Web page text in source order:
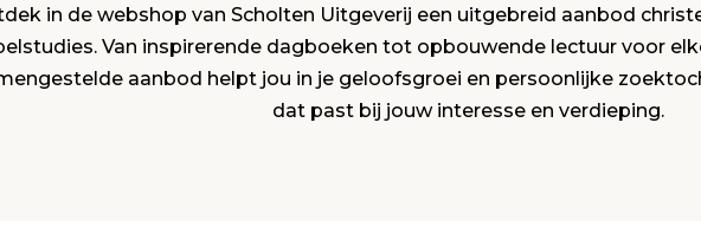
in de webshop van Scholten Uitgeverij een uitgebreid aanbod
Van inspirerende dagboeken tot opbouwende lectuur voor
aanbod helpt jou in je geloofsgroei en persoonlijke
dat past bij jouw interesse en verdieping.